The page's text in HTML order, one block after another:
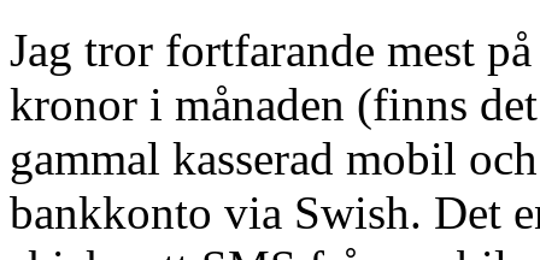
Jag tror fortfarande mest
kronor i månaden (finns
gammal kasserad mobil
bankkonto via Swish. Det